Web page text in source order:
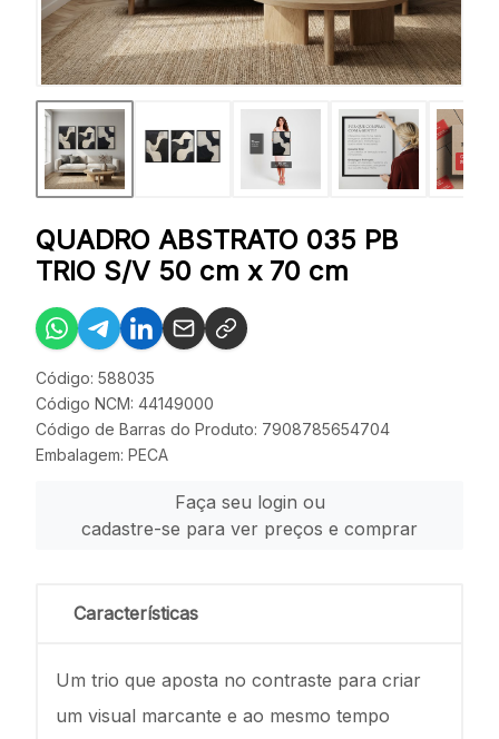
QUADRO ABSTRATO 035 PB
TRIO S/V 50 cm x 70 cm
Código: 588035
Código NCM: 44149000
Código de Barras do Produto: 7908785654704
Embalagem: PECA
Faça seu login ou
cadastre-se para ver preços e comprar
Características
Um trio que aposta no contraste para criar
um visual marcante e ao mesmo tempo